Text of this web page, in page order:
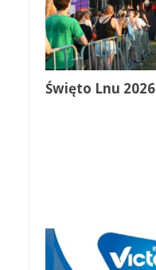
Święto Lnu 2026